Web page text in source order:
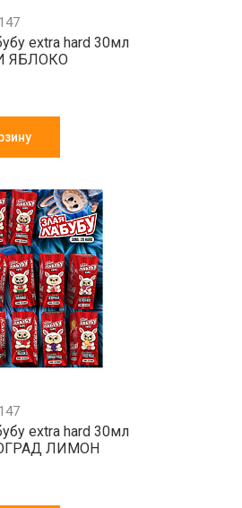
extra hard 30мл
ЯБЛОКО
extra hard 30мл
ЛИМОН